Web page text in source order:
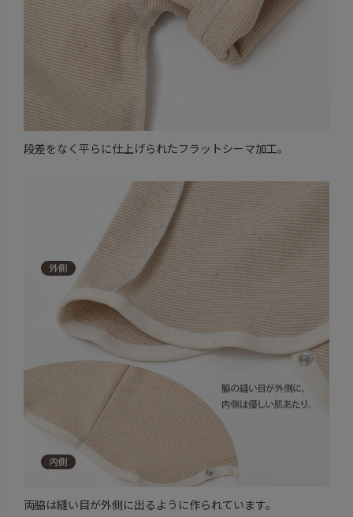
段差をなく平らに仕上げられたフラットシーマ加工。
両脇は縫い目が外側に出るように作られています。